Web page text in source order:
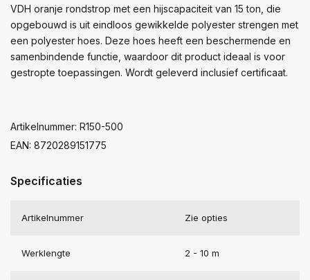
VDH oranje rondstrop met een hijscapaciteit van 15 ton, die
opgebouwd is uit eindloos gewikkelde polyester strengen met
een polyester hoes. Deze hoes heeft een beschermende en
samenbindende functie, waardoor dit product ideaal is voor
gestropte toepassingen. Wordt geleverd inclusief certificaat.
Artikelnummer: R150-500
EAN: 8720289151775
Specificaties
Artikelnummer Zie opties
Werklengte 2 - 10 m